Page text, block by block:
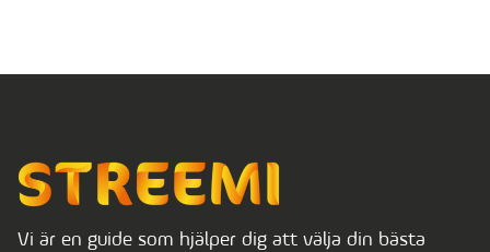
Vi är en guide som hjälper dig att välja din bästa